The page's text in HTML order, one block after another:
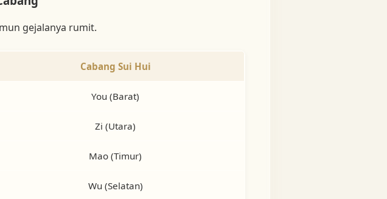
gejalanya rumit.
Cabang Sui Hui
You (Barat)
Zi (Utara)
Mao (Timur)
Wu (Selatan)